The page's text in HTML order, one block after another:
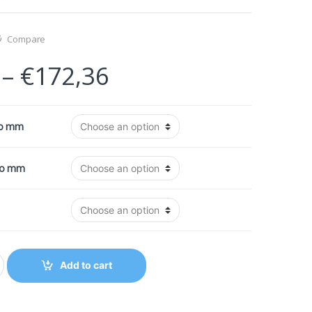
Compare
– €172,36
mm
mm
Add to cart